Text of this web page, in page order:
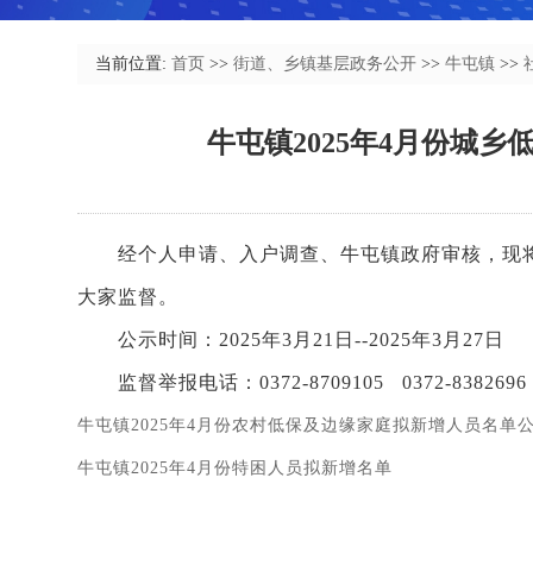
当前位置: 首页 >> 街道、乡镇基层政务公开 >> 牛屯镇 >>
牛屯镇2025年4月份城乡
经个人申请、入户调查、牛屯镇政府审核，现
大家监督。
公示时间：2025年3月21日--2025年3月27日
监督举报电话：0372-8709105 0372-8382696
牛屯镇2025年4月份农村低保及边缘家庭拟新增人员名单
牛屯镇2025年4月份特困人员拟新增名单